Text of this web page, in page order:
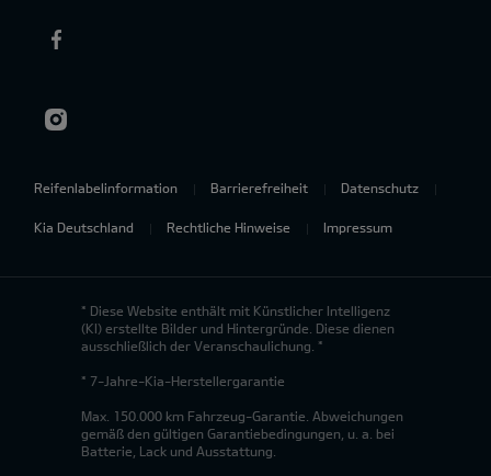
Reifenlabelinformation Barrierefreiheit Datenschutz
Kia Deutschland Rechtliche Hinweise Impressum
* Diese Website enthält mit Künstlicher Intelligenz
(KI) erstellte Bilder und Hintergründe. Diese dienen
ausschließlich der Veranschaulichung. *
* 7-Jahre-Kia-Herstellergarantie
Max. 150.000 km Fahrzeug-Garantie. Abweichungen
gemäß den gültigen Garantiebedingungen, u. a. bei
Batterie, Lack und Ausstattung.